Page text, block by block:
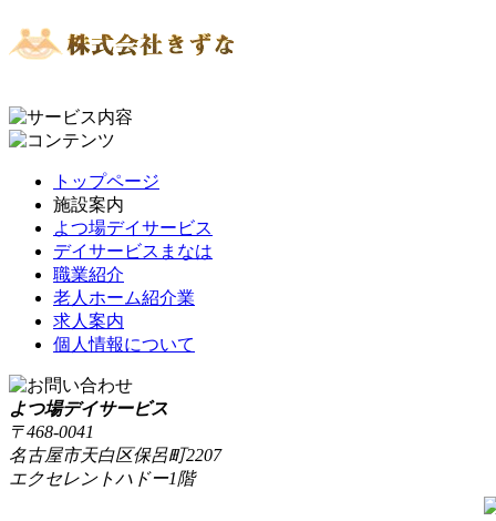
トップページ
施設案内
よつ場デイサービス
デイサービスまなは
職業紹介
老人ホーム紹介業
求人案内
個人情報について
よつ場デイサービス
〒468-0041
名古屋市天白区保呂町2207
エクセレントハドー1階